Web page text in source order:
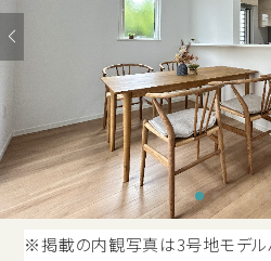
※掲載の内観写真は3号地モデル